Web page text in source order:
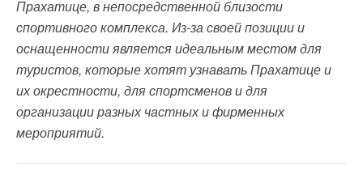
Прахатице, в непосредственной близости
спортивного комплекса. Из-за своей позиции и
оснащенности является идеальным местом для
туристов, которые хотят узнавать Прахатице и
их окрестности, для спортсменов и для
организации разных частных и фирменных
мероприятий.